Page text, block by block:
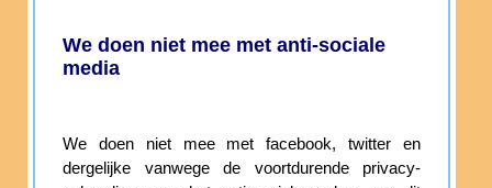
We doen niet mee met anti-sociale
media
We doen niet mee met facebook, twitter en
dergelijke vanwege de voortdurende privacy-